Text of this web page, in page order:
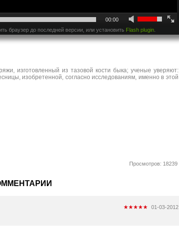
00:00
браузер до последней версии, или установить Flash plugin
изготовленный из тазовой кости быка; ученые уверяют:
изобретенной, согласно исследованиям, именно в этой
Просмотров: 18239
01-03-2012